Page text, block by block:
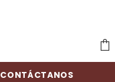
CONTÁCTANOS